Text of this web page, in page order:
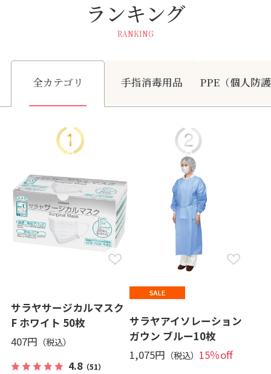
ランキング
RANKING
全カテゴリ 手指消毒用品 PPE（個人防
サラヤサージカルマスク
F ホワイト 50枚
407円
4.8（51）
サラヤアイソレーション
ガウン ブルー10枚
1,075円
15％off